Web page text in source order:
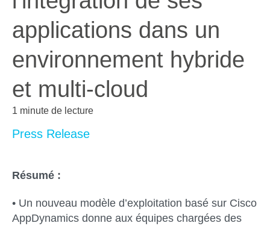
applications dans un
environnement hybride
et multi-cloud
1 minute de lecture
Press Release
Résumé :
• Un nouveau modèle d’exploitation basé sur Cisco
AppDynamics donne aux équipes chargées des